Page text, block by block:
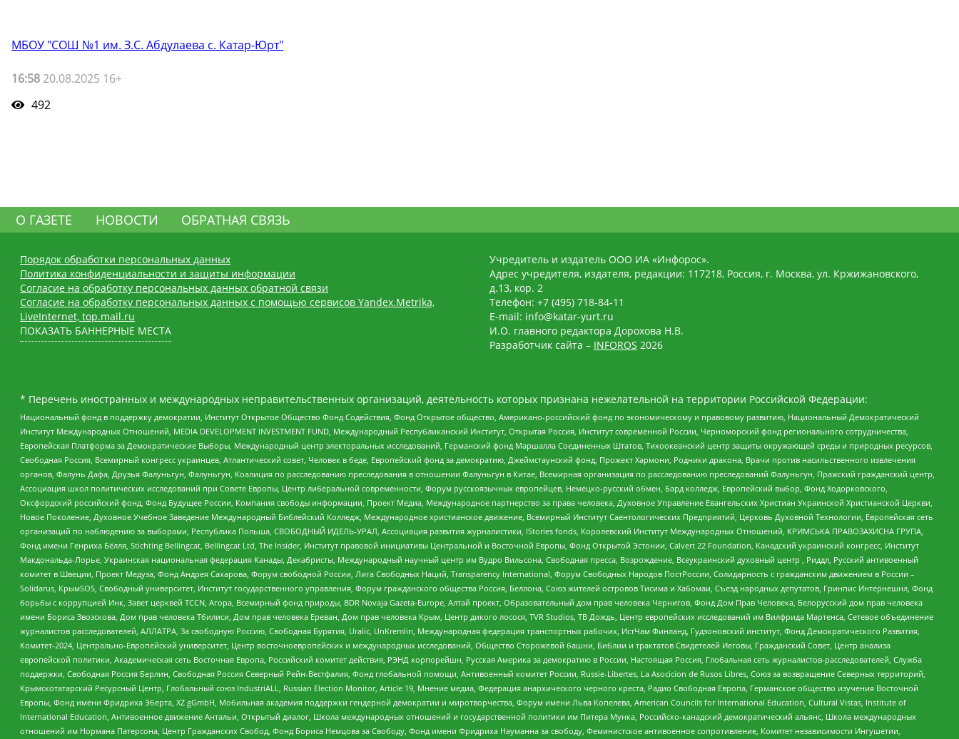
МБОУ "СОШ №1 им. З.С. Абдулаева с. Катар-Юрт"
16:58 20.08.2025 16+
492
О ГАЗЕТЕ НОВОСТИ ОБРАТНАЯ СВЯЗЬ
Порядок обработки персональных данных
Политика конфиденциальности и защиты информации
Согласие на обработку персональных данных обратной связи
Согласие на обработку персональных данных с помощью сервисов Yandex.Metrika,
LiveInternet, top.mail.ru
ПОКАЗАТЬ БАННЕРНЫЕ МЕСТА
Учредитель и издатель ООО ИА «Инфорос».
Адрес учредителя, издателя, редакции: 117218, Россия, г. Москва, ул. Кржижановского,
д.13, кор. 2
Телефон: +7 (495) 718-84-11
E-mail: info@katar-yurt.ru
И.О. главного редактора Дорохова Н.В.
Разработчик сайта – INFOROS 2026
* Перечень иностранных и международных неправительственных организаций, деятельность которых признана нежелательной на территории Российской Федерации:
Национальный фонд в поддержку демократии, Институт Открытое Общество Фонд Содействия, Фонд Открытое общество, Американо-российский фонд по экономическому и правовому развитию, Национальный Демократический
Институт Международных Отношений, MEDIA DEVELOPMENT INVESTMENT FUND, Международный Республиканский Институт, Открытая Россия, Институт современной России, Черноморский фонд регионального сотрудничества,
Европейская Платформа за Демократические Выборы, Международный центр электоральных исследований, Германский фонд Маршалла Соединенных Штатов, Тихоокеанский центр защиты окружающей среды и природных ресурсов,
Свободная Россия, Всемирный конгресс украинцев, Атлантический совет, Человек в беде, Европейский фонд за демократию, Джеймстаунский фонд, Прожект Хармони, Родники дракона, Врачи против насильственного извлечения
органов, Фалунь Дафа, Друзья Фалуньгун, Фалуньгун, Коалиция по расследованию преследования в отношении Фалуньгун в Китае, Всемирная организация по расследованию преследований Фалуньгун, Пражский гражданский центр,
Ассоциация школ политических исследований при Совете Европы, Центр либеральной современности, Форум русскоязычных европейцев, Немецко-русский обмен, Бард колледж, Европейский выбор, Фонд Ходорковского,
Оксфордский российский фонд, Фонд Будущее России, Компания свободы информации, Проект Медиа, Международное партнерство за права человека, Духовное Управление Евангельских Христиан Украинской Христианской Церкви,
Новое Поколение, Духовное Учебное Заведение Международный Библейский Колледж, Международное христианское движение, Всемирный Институт Саентологических Предприятий, Церковь Духовной Технологии, Европейская сеть
организаций по наблюдению за выборами, Республика Польша, СВОБОДНЫЙ ИДЕЛЬ-УРАЛ, Ассоциация развития журналистики, IStories fonds, Королевский Институт Международных Отношений, КРИМСЬКА ПРАВОЗАХИСНА ГРУПА,
Фонд имени Генриха Бёлля, Stichting Bellingcat, Bellingcat Ltd, The Insider, Институт правовой инициативы Центральной и Восточной Европы, Фонд Открытой Эстонии, Calvert 22 Foundation, Канадский украинский конгресс, Институт
Макдональда-Лорье, Украинская национальная федерация Канады, Декабристы, Международный научный центр им Вудро Вильсона, Свободная пресса, Возрождение, Всеукраинский духовный центр , Риддл, Русский антивоенный
комитет в Швеции, Проект Медуза, Фонд Андрея Сахарова, Форум свободной России, Лига Свободных Наций, Transparеncy International, Форум Свободных Народов ПостРоссии, Солидарность с гражданским движением в России –
Solidarus, КрымSOS, Свободный университет, Институт государственного управления, Форум гражданского общества Россия, Беллона, Союз жителей островов Тисима и Хабомаи, Съезд народных депутатов, Гринпис Интернешнл, Фонд
борьбы с коррупцией Инк, Завет церквей TCCN, Агора, Всемирный фонд природы, BDR Novaja Gazeta-Europe, Алтай проект, Образовательный дом прав человека Чернигов, Фонд Дом Прав Человека, Белорусский дом прав человека
имени Бориса Звозскова, Дом прав человека Тбилиси, Дом прав человека Ереван, Дом прав человека Крым, Центр дикого лосося, TVR Studios, ТВ Дождь, Центр европейских исследований им Вилфрида Мартенса, Сетевое объединение
журналистов расследователей, АЛЛАТРА, За свободную Россию, Свободная Бурятия, Uralic, UnKremlin, Международная федерация транспортных рабочих, ИстЧам Финланд, Гудзоновский институт, Фонд Демократического Развития,
Комитет-2024, Центрально-Европейский университет, Центр восточноевропейских и международных исследований, Общество Сторожевой башни, Библии и трактатов Свидетелей Иеговы, Гражданский Совет, Центр анализа
европейской политики, Академическая сеть Восточная Европа, Российский комитет действия, РЭНД корпорейшн, Русская Америка за демократию в России, Настоящая Россия, Глобальная сеть журналистов-расследователей, Служба
поддержки, Свободная Россия Берлин, Свободная Россия Северный Рейн-Вестфалия, Фонд глобальной помощи, Антивоенный комитет России, Russie-Libertes, La Asocicion de Rusos Libres, Союз за возвращение Северных территорий,
Крымскотатарский Ресурсный Центр, Глобальный союз IndustriALL, Russian Election Monitor, Article 19, Мнение медиа, Федерация анархического черного креста, Радио Свободная Европа, Германское общество изучения Восточной
Европы, Фонд имени Фридриха Эберта, XZ gGmbH, Мобильная академия поддержки гендерной демократии и миротворчества, Форум имени Льва Копелева, American Councils for International Education, Cultural Vistas, Institute of
International Education, Антивоенное движение Антальи, Открытый диалог, Школа международных отношений и государственной политики им Питера Мунка, Российско-канадский демократический альянс, Школа международных
отношений им Нормана Патерсона, Центр Гражданских Свобод, Фонд Бориса Немцова за Свободу, Фонд имени Фридриха Науманна за свободу, Феминистское антивоенное сопротивление, Комитет независимости Ингушетии,